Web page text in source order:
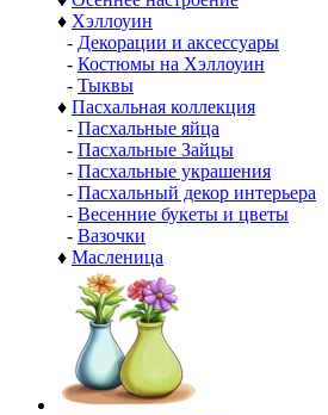
♦ Хэллоуин
- Декорации и аксессуары
- Костюмы на Хэллоуин
- Тыквы
♦ Пасхальная коллекция
- Пасхальные яйца
- Пасхальные Зайцы
- Пасхальные украшения
- Пасхальный декор интерьера
- Весенние букеты и цветы
- Вазочки
♦ Масленица